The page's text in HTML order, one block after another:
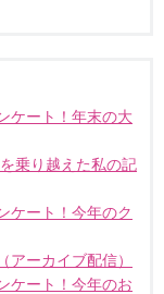
ケート！年末の大
乗り越えた私の記
ケート！今年のク
ーカイブ配信）
ケート！今年のお